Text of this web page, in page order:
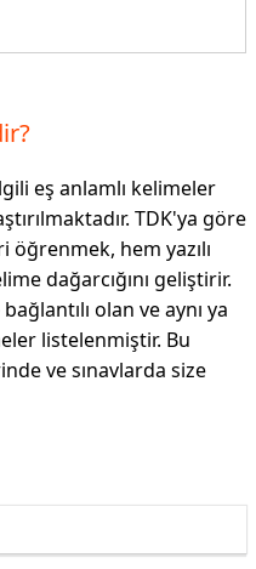
eş anlamlı kelimeler
TDK'ya göre
hem yazılı
dağarcığını geliştirir.
olan ve aynı ya
listelenmiştir. Bu
ve sınavlarda size